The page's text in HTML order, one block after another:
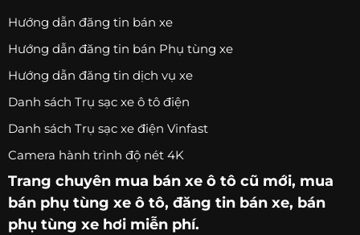
Hướng dẫn đăng tin bán xe
Hướng dẫn đăng tin bán Phụ tùng xe
Hướng dẫn đăng tin dịch vụ xe
Danh sách Trụ sạc xe ô tô điện
Danh sách Trụ sạc xe điện Vinfast
Camera hành trình độ nét 4K
Trang chuyên mua bán xe ô tô cũ mới, mua
bán phụ tùng xe ô tô, đăng tin bán xe, bán
phụ tùng xe hơi miễn phí.